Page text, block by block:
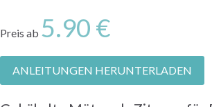
Preis ab 5.90 €
ANLEITUNGEN HERUNTERLADEN